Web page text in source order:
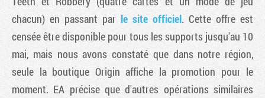
chacun) en passant par le site officiel. Cette offre est
censée être disponible pour tous les supports jusqu'au 10
mai, mais nous avons constaté que dans notre région,
seule la boutique Origin affiche la promotion pour le
moment. EA précise que d'autres opérations similaires